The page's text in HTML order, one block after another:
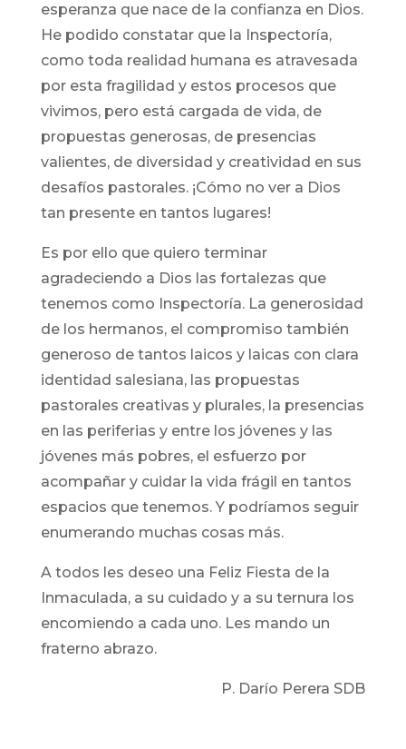
esperanza que nace de la confianza en Dios.
He podido constatar que la Inspectoría,
como toda realidad humana es atravesada
por esta fragilidad y estos procesos que
vivimos, pero está cargada de vida, de
propuestas generosas, de presencias
valientes, de diversidad y creatividad en sus
desafíos pastorales. ¡Cómo no ver a Dios
tan presente en tantos lugares!
Es por ello que quiero terminar
agradeciendo a Dios las fortalezas que
tenemos como Inspectoría. La generosidad
de los hermanos, el compromiso también
generoso de tantos laicos y laicas con clara
identidad salesiana, las propuestas
pastorales creativas y plurales, la presencias
en las periferias y entre los jóvenes y las
jóvenes más pobres, el esfuerzo por
acompañar y cuidar la vida frágil en tantos
espacios que tenemos. Y podríamos seguir
enumerando muchas cosas más.
A todos les deseo una Feliz Fiesta de la
Inmaculada, a su cuidado y a su ternura los
encomiendo a cada uno. Les mando un
fraterno abrazo.
P. Darío Perera SDB